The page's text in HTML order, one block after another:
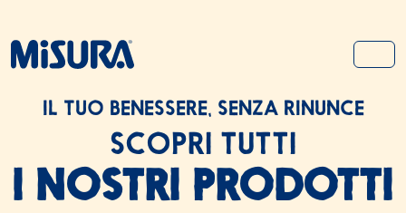
IL TUO BENESSERE, SENZA RINUNCE
SCOPRI TUTTI
I NOSTRI PRODOTTI